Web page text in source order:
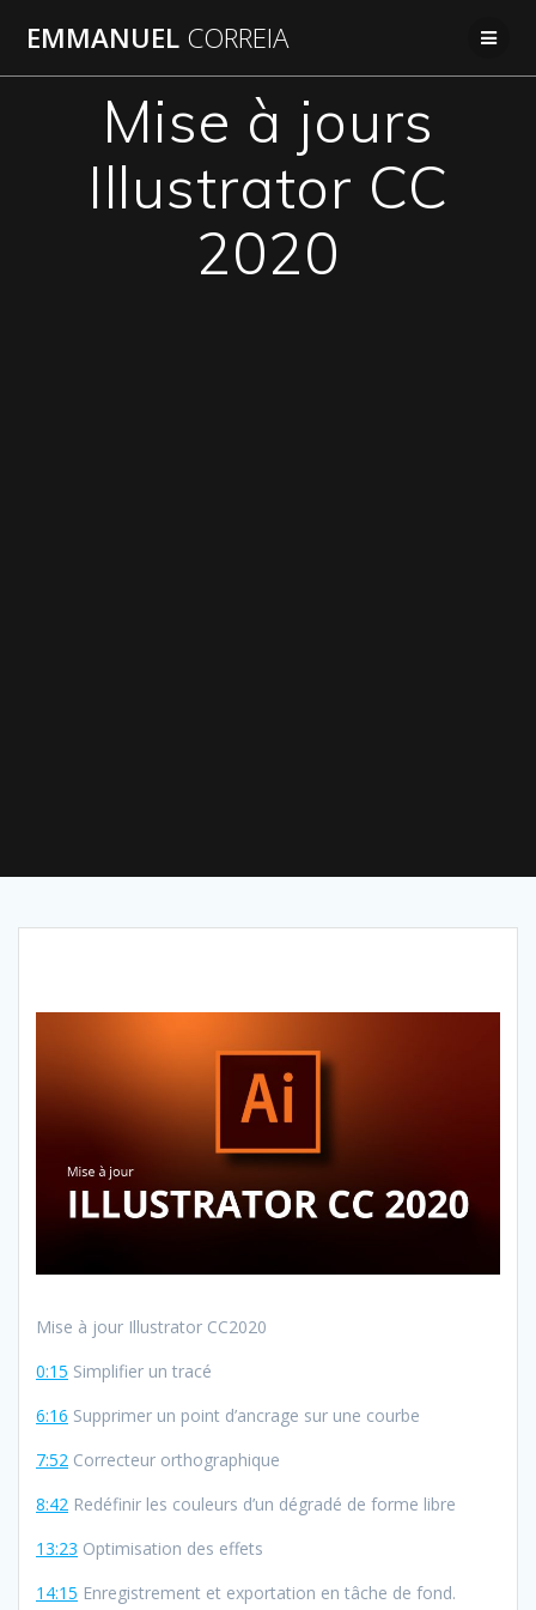
au
EMMANUEL CORREIA
Mise à jours
Illustrator CC
2020
Mise à jour Illustrator CC2020
0:15 Simplifier un tracé
6:16 Supprimer un point d’ancrage sur une courbe
7:52 Correcteur orthographique
8:42 Redéfinir les couleurs d’un dégradé de forme libre
13:23 Optimisation des effets
14:15 Enregistrement et exportation en tâche de fond.